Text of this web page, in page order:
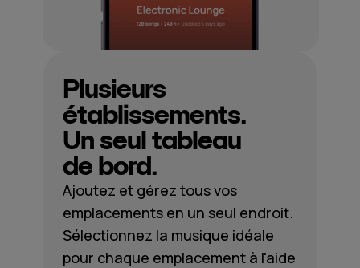
Plusieurs
établissements.
Un seul tableau
de bord.
Ajoutez et gérez tous vos
emplacements en un seul endroit.
Sélectionnez la musique idéale
pour chaque emplacement à l'aide